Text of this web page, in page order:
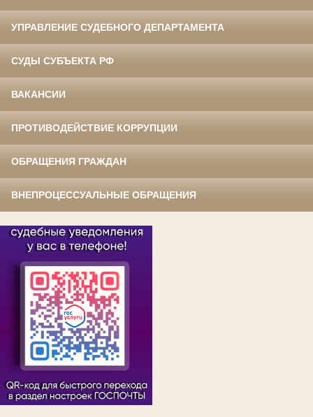
УПРАВЛЕНИЕ СУДЕБНОГО ДЕПАРТАМЕНТА
СУДЫ СУБЪЕКТА РФ
ВАКАНСИИ
ПРОТИВОДЕЙСТВИЕ КОРРУПЦИИ
ОБРАЩЕНИЯ ГРАЖДАН
ВНЕПРОЦЕССУАЛЬНЫЕ ОБРАЩЕНИЯ